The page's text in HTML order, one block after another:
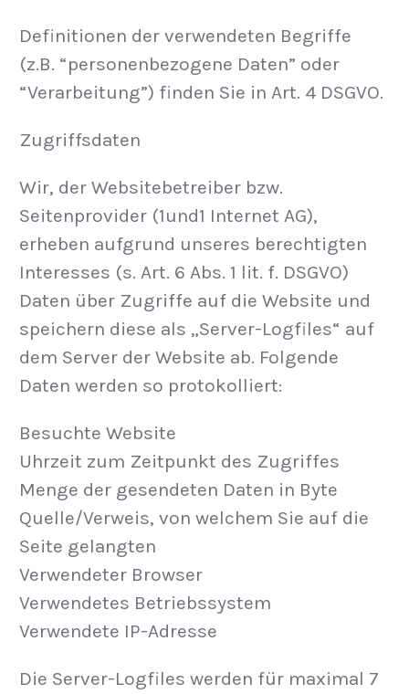
Definitionen der verwendeten Begriffe
(z.B. “personenbezogene Daten” oder
“Verarbeitung”) finden Sie in Art. 4 DSGVO.
Zugriffsdaten
Wir, der Websitebetreiber bzw.
Seitenprovider (1und1 Internet AG),
erheben aufgrund unseres berechtigten
Interesses (s. Art. 6 Abs. 1 lit. f. DSGVO)
Daten über Zugriffe auf die Website und
speichern diese als „Server-Logfiles“ auf
dem Server der Website ab. Folgende
Daten werden so protokolliert:
Besuchte Website
Uhrzeit zum Zeitpunkt des Zugriffes
Menge der gesendeten Daten in Byte
Quelle/Verweis, von welchem Sie auf die
Seite gelangten
Verwendeter Browser
Verwendetes Betriebssystem
Verwendete IP-Adresse
Die Server-Logfiles werden für maximal 7